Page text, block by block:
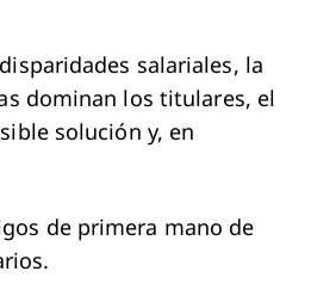
salariales, la
dominan los titulares, el
solución y, en
de primera mano de